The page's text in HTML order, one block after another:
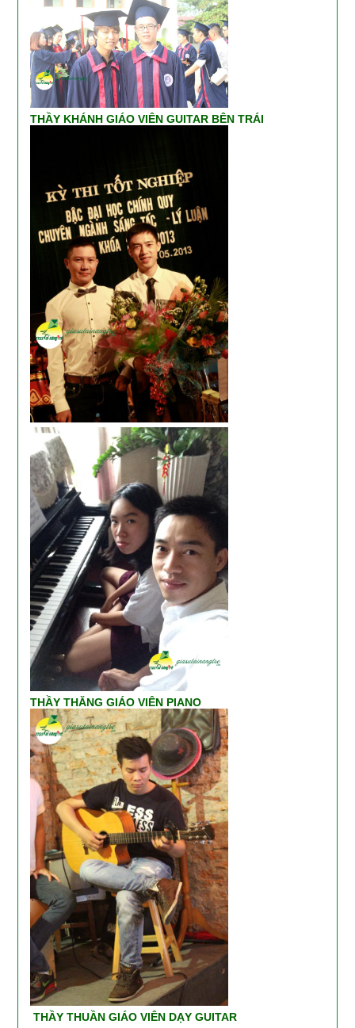
THẦY KHÁNH GIÁO VIÊN GUITAR BÊN TRÁI
THẦY THĂNG GIÁO VIÊN PIANO
THẦY THUẦN GIÁO VIÊN DẠY GUITAR